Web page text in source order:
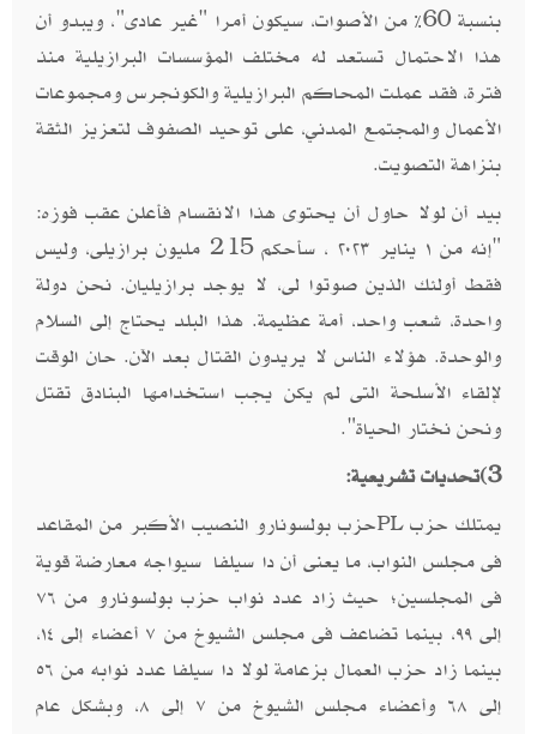
بنسبة 60% من الأصوات، سيكون أمرا "غير عادى"، ويبدو أن
هذا الاحتمال تستعد له مختلف المؤسسات البرازيلية منذ
فترة، فقد عملت المحاكم البرازيلية والكونجرس ومجموعات
الأعمال والمجتمع المدني، على توحيد الصفوف لتعزيز الثقة
بنزاهة التصويت.
بيد أن لولا حاول أن يحتوى هذا الانقسام فأعلن عقب فوزه:
"إنه من ١ يناير ٢٠٢٣ ، سأحكم 215 مليون برازيلى، وليس
فقط أولئك الذين صوتوا لى، لا يوجد برازيليان. نحن دولة
واحدة، شعب واحد، أمة عظيمة. هذا البلد يحتاج إلى السلام
والوحدة. هؤلاء الناس لا يريدون القتال بعد الآن. حان الوقت
لإلقاء الأسلحة التى لم يكن يجب استخدامها البنادق تقتل
ونحن نختار الحياة".
3) تحديات تشريعية:
يمتلك حزبPLحزب بولسونارو النصيب الأكبر من المقاعد
فى مجلس النواب، ما يعنى أن دا سيلفا سيواجه معارضة قوية
فى المجلسين؛ حيث زاد عدد نواب حزب بولسونارو من ٧٦
إلى ٩٩، بينما تضاعف فى مجلس الشيوخ من ٧ أعضاء إلى ١٤،
بينما زاد حزب العمال بزعامة لولا دا سيلفا عدد نوابه من ٥٦
إلى ٦٨ وأعضاء مجلس الشيوخ من ٧ إلى ٨، وبشكل عام